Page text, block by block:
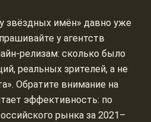
звёздных имён» давно уже
у агентств
сколько было
реальных зрителей, а не
Обратите внимание на
эффективность: по
рынка за 2021–